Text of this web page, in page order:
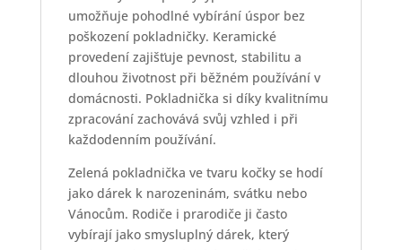
Jen 1 skladem
Pokladnička
peníze
tvaru
zelené
kočky
množství
Přidat do košíku
EAN:9999993508932
Kategorie:- pokladničky malé,Pokladničky Pomme
Pidou®
Štítek:kočky